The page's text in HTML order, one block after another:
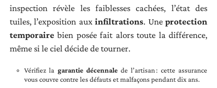
inspection révèle les faiblesses cachées, l’état des
tuiles, l’exposition auxinfiltrations. Uneprotection
temporaire bien posée fait alors toute la différence,
même si le ciel décide de tourner.
Vérifiez la garantie décennalede l’artisan : cette assurance
vous couvre contre les défauts et malfaçons pendant dix ans.